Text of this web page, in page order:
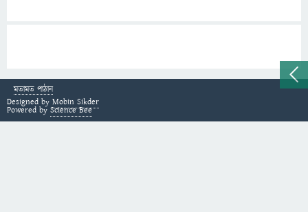
মতামত পাঠান
Designed by Mobin Sikder
Powered by Science Bee